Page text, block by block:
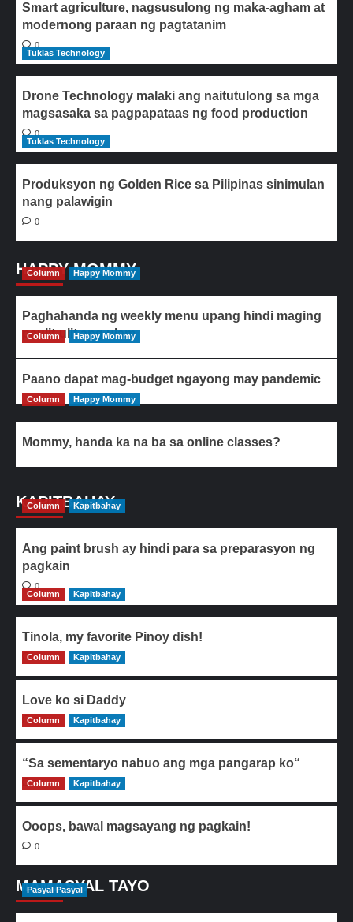
Smart agriculture, nagsusulong ng maka-agham at
modernong paraan ng pagtatanim
0
Tuklas Technology
Drone Technology malaki ang naitutulong sa mga
magsasaka sa pagpapataas ng food production
0
Tuklas Technology
Produksyon ng Golden Rice sa Pilipinas sinimulan
nang palawigin
0
HAPPY MOMMY
Column Happy Mommy
Paghahanda ng weekly menu upang hindi maging
paulit-ulit ang ulam
Column Happy Mommy
Paano dapat mag-budget ngayong may pandemic
Column Happy Mommy
Mommy, handa ka na ba sa online classes?
KAPITBAHAY
Column Kapitbahay
Ang paint brush ay hindi para sa preparasyon ng
pagkain
0
Column
Kapitbahay
Tinola, my favorite Pinoy dish!
0
Column Kapitbahay
Love ko si Daddy
0
Column Kapitbahay
“Sa sementaryo nabuo ang mga pangarap ko“
0
Column Kapitbahay
Ooops, bawal magsayang ng pagkain!
0
MAMASYAL TAYO
Pasyal Pasyal